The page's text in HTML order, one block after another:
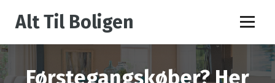
e
e
Alt Til Boligen
Førstegangskøber? Her